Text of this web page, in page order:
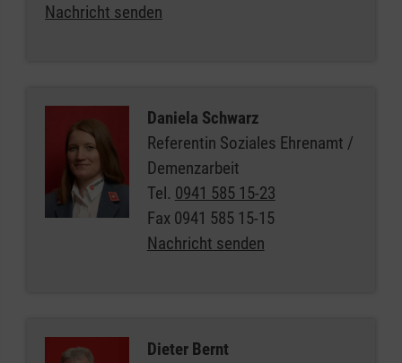
Nachricht senden
Daniela Schwarz
Referentin Soziales Ehrenamt /
Demenzarbeit
Tel. 0941 585 15-23
Fax 0941 585 15-15
Nachricht senden
Dieter Bernt